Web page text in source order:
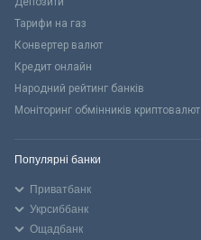
Тарифи на газ
Конвертер валют
Кредит онлайн
Народний рейтинг банків
Моніторинг обмінників криптовалют
Популярні банки
Приватбанк
Укрсиббанк
Ощадбанк